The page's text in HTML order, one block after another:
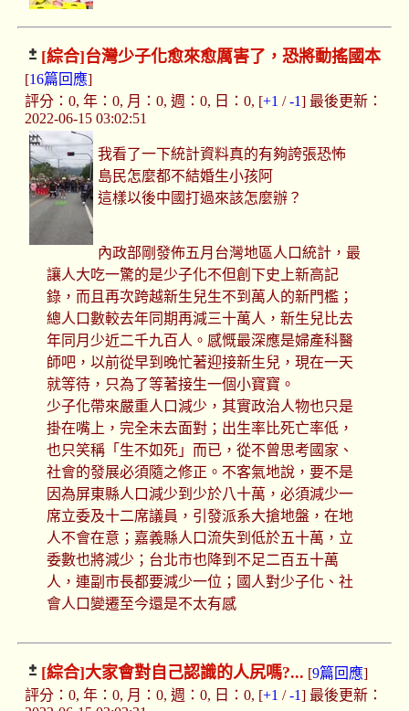
[綜合]台灣少子化愈來愈厲害了，恐將動搖國本
[16篇回應]
評分：0, 年：0, 月：0, 週：0, 日：0, [+1 /-1] 最後更新：
2022-06-15 03:02:51
我看了一下統計資料真的有夠誇張恐怖
島民怎麼都不結婚生小孩阿
這樣以後中國打過來該怎麼辦？
內政部剛發佈五月台灣地區人口統計，最
讓人大吃一驚的是少子化不但創下史上新高記
錄，而且再次跨越新生兒生不到萬人的新門檻；
總人口數較去年同期再減三十萬人，新生兒比去
年同月少近二千九百人。感慨最深應是婦產科醫
師吧，以前從早到晚忙著迎接新生兒，現在一天
就等待，只為了等著接生一個小寶寶。
少子化帶來嚴重人口減少，其實政治人物也只是
掛在嘴上，完全未去面對；出生率比死亡率低，
也只笑稱「生不如死」而已，從不曾思考國家、
社會的發展必須隨之修正。不客氣地說，要不是
因為屏東縣人口減少到少於八十萬，必須減少一
席立委及十二席議員，引發派系大搶地盤，在地
人不會在意；嘉義縣人口流失到低於五十萬，立
委數也將減少；台北市也降到不足二百五十萬
人，連副市長都要減少一位；國人對少子化、社
會人口變遷至今還是不太有感
[綜合]大家會對自己認識的人尻嗎?... [9篇回應]
評分：0, 年：0, 月：0, 週：0, 日：0, [+1 /-1] 最後更新：